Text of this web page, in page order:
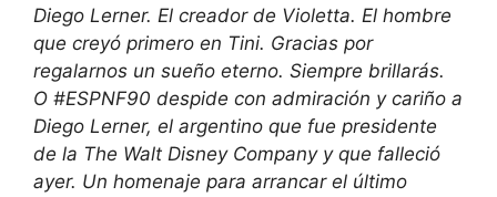
Diego Lerner. El creador de Violetta. El hombre
que creyó primero en Tini. Gracias por
regalarnos un sueño eterno. Siempre brillarás.
O #ESPNF90 despide con admiración y cariño a
Diego Lerner, el argentino que fue presidente
de la The Walt Disney Company y que falleció
ayer. Un homenaje para arrancar el último